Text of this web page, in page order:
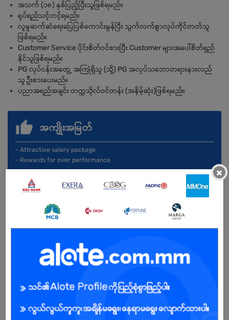
အသက် (၁၈) နှစ်ပြည့်ပြီးသူဖြစ်ရမည်။
ရုပ်ရည်သင့်တင့်ရမည်။
လူမှုဆက်ဆံရေးပြေပြစ်ကောင်းမွန်ပြီး သွက်လက်စွာလုပ်ကိုင်တတ်သူ
ဖြစ်ရမည်။
Customer Service ပိုင်းစိတ်ဝင်စားပြီး Customer များအပေါ်စိတ်ရှည်
နိုင်သူဖြစ်ရမည်။
PG လုပ်ငန်းအတွေ့ အကြုံရှိသူ (သို့) PG အလုပ်သဘောတရားနားလည်
သူ ဦးစားပေးမည်။
ပညာအရည်အချင်း တက္ကသိုလ်ဝင်တန်း (အနိမ့်ဆုံး)ဖြစ်ရမည်။
အကျိုးအမြတ်
- Attractive salary package
- Rewards for over performance
×